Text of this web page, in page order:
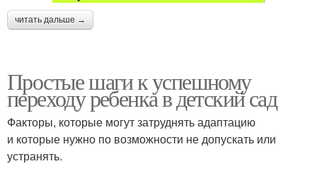
читать дальше →
Простые шаги к успешному
переходу ребенка в детский сад
Факторы, которые могут затруднять адаптацию
и которые нужно по возможности не допускать или
устранять.